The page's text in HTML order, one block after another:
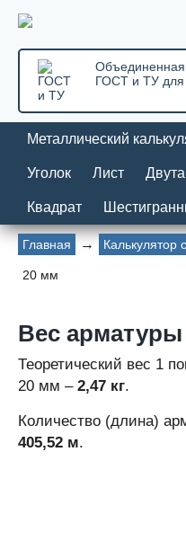
ГОСТ и ТУ для
Металлический
Уголок Лист
Квадрат
Главная Калькулятор
20 мм
Вес
Теоретический вес 1
20 мм – 2,47 кг.
Количество (длина)
405,52 м.